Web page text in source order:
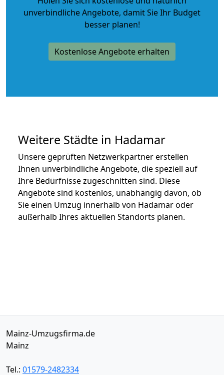
unverbindliche Angebote, damit Sie Ihr Budget
besser planen!
Kostenlose Angebote erhalten
Weitere Städte in Hadamar
Unsere geprüften Netzwerkpartner erstellen
Ihnen unverbindliche Angebote, die speziell auf
Ihre Bedürfnisse zugeschnitten sind. Diese
Angebote sind kostenlos, unabhängig davon, ob
Sie einen Umzug innerhalb von Hadamar oder
außerhalb Ihres aktuellen Standorts planen.
Mainz-Umzugsfirma.de
Mainz
Tel.: 01579-2482334